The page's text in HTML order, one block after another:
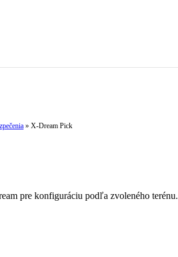
» X-Dream Pick
pre konfiguráciu podľa zvoleného terénu.